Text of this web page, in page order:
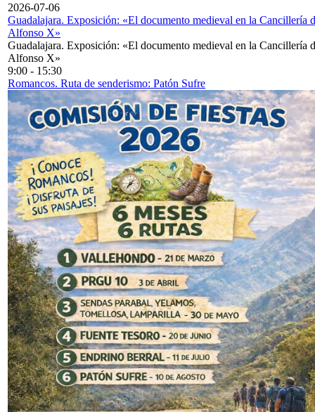
2026-07-06
Guadalajara. Exposición: «El documento medieval en la Cancillería
Alfonso X»
Guadalajara. Exposición: «El documento medieval en la Cancillería
Alfonso X»
9:00 - 15:30
Romancos. Ruta de senderismo: Patón Sufre